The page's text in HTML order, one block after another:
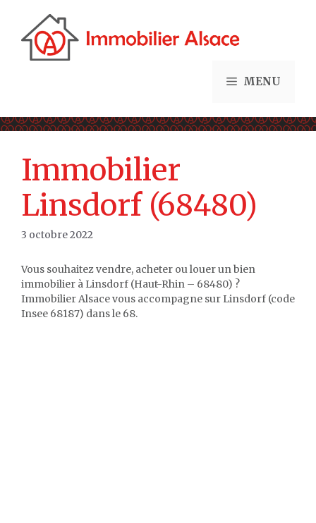
contenu
MENU
Immobilier
Linsdorf (68480)
3 octobre 2022
Vous souhaitez vendre, acheter ou louer un bien
immobilier à Linsdorf (Haut-Rhin – 68480) ?
Immobilier Alsace vous accompagne sur Linsdorf (code
Insee 68187) dans le 68.